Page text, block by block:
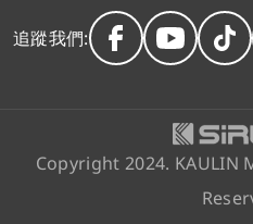
追蹤我們:
Copyright 2024. KAULIN